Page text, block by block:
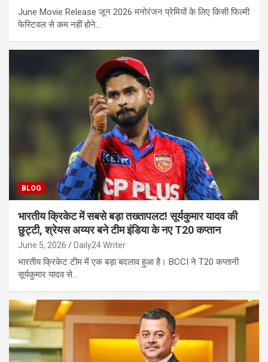
June Movie Release जून 2026 मनोरंजन प्रेमियों के लिए किसी फिल्मी
फेस्टिवल से कम नहीं होने…
BLOG
भारतीय क्रिकेट में सबसे बड़ा तख्तापलट! सूर्यकुमार यादव की
छुट्टी, श्रेयस अय्यर बने टीम इंडिया के नए T20 कप्तान
June 5, 2026 Daily24 Writer
भारतीय क्रिकेट टीम में एक बड़ा बदलाव हुआ है। BCCI ने T20 कप्तानी
सूर्यकुमार यादव से…